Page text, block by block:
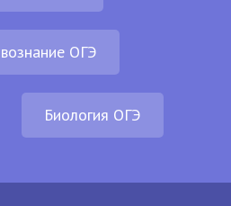
ОГЭ
Биология ОГЭ